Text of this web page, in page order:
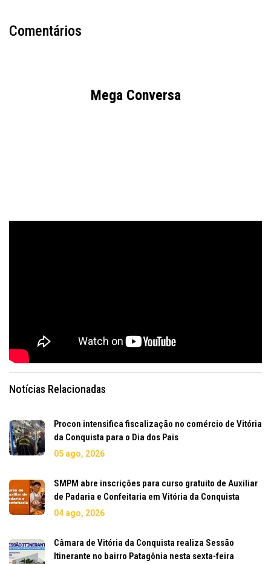
Comentários
Mega Conversa
Notícias Relacionadas
Procon intensifica fiscalização no comércio de Vitória
da Conquista para o Dia dos Pais
05 ago, 2026
SMPM abre inscrições para curso gratuito de Auxiliar
de Padaria e Confeitaria em Vitória da Conquista
04 ago, 2026
Câmara de Vitória da Conquista realiza Sessão
Itinerante no bairro Patagônia nesta sexta-feira